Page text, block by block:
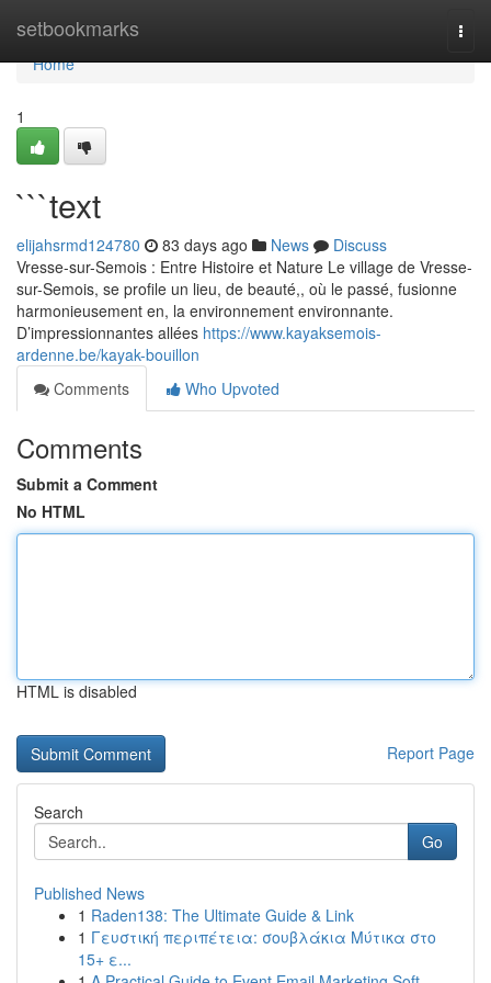
setbookmarks
Home
Home
1
```text
elijahsrmd124780 83 days ago News
Discuss
Vresse-sur-Semois : Entre Histoire et Nature Le village de Vresse-
sur-Semois, se profile un lieu, de beauté,, où le passé, fusionne
harmonieusement en, la environnement environnante.
D’impressionnantes allées https://www.kayaksemois-
ardenne.be/kayak-bouillon
Comments
Who Upvoted
Comments
Submit a Comment
No HTML
HTML is disabled
Report Page
Search
Go
Published News
1 Raden138: The Ultimate Guide & Link
1 Γευστική περιπέτεια: σουβλάκια Μύτικα στο
15+ ε...